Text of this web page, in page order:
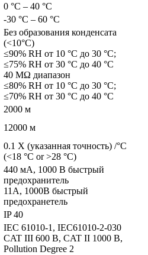
0 °C – 40 °C
-30 °C – 60 °C
Без образования конденсата
(<10°C)
≤90% RH от 10 °C до 30 °C;
≤75% RH от 30 °C до 40 °C
40 MΩ диапазон
≤80% RH от 10 °C до 30 °C;
≤70% RH от 30 °C до 40 °C
2000 м
12000 м
0.1 X (указанная точность) /°C
(<18 °C or >28 °C)
440 мА, 1000 В быстрый
предохранитель
11A, 1000В быстрый
предохранетель
IP 40
IEC 61010-1, IEC61010-2-030
CAT III 600 В, CAT II 1000 В,
Pollution Degree 2